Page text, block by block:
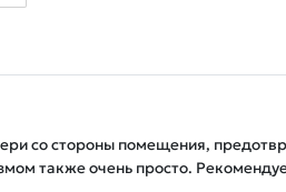
со стороны помещения,
также очень просто.